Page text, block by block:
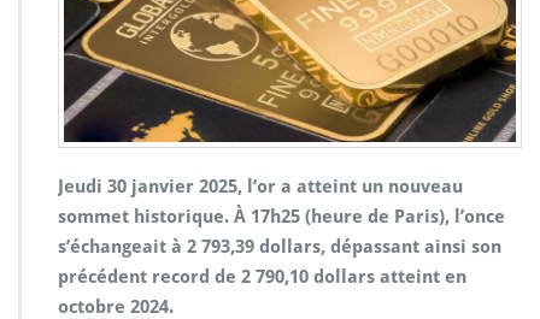
Jeudi 30 janvier 2025, l’or a atteint un nouveau
sommet historique. À 17h25 (heure de Paris), l’once
s’échangeait à 2 793,39 dollars, dépassant ainsi son
précédent record de 2 790,10 dollars atteint en
octobre 2024.